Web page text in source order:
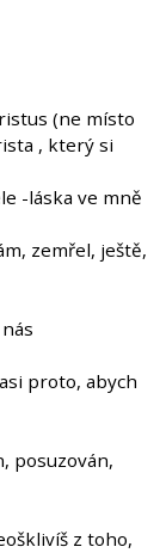
(ne místo
, který si
-láska ve mně
zemřel, ještě,
proto, abych
posuzován,
z toho,